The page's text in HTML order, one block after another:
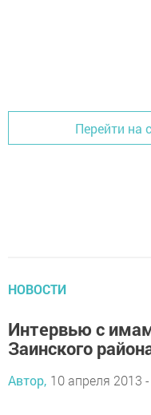
Перейти на
НОВОСТИ
Интервью с
Заинского
Автор, 10 апреля 2013